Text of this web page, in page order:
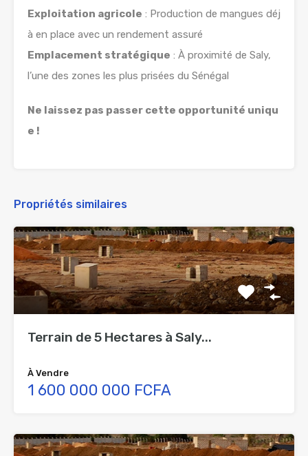
Exploitation agricole : Production de mangues déj
à en place avec un rendement assuré
Emplacement stratégique : À proximité de Saly,
l’une des zones les plus prisées du Sénégal
Ne laissez pas passer cette opportunité uniqu
e !
Propriétés similaires
Terrain de 5 Hectares à Saly...
À Vendre
1 600 000 000 FCFA